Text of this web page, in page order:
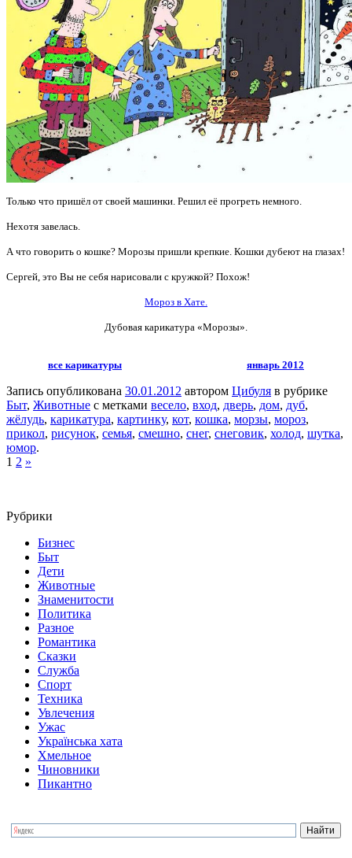
Только что пришёл от своей машинки. Решил её прогреть немного.
Нехотя завелась.
А что говорить о кошке? Морозы пришли крепкие. Кошки дубеют на глазах!
Сергей, это Вы не себя нарисовали с кружкой? Похож!
Мороз в Хате.
Дубовая карикатура «Морозы».
все карикатуры январь 2012
Запись опубликована 30.01.2012 автором Цибуля в рубрике
Быт, Животные с метками весело, вход, дверь, дом, дуб,
жёлудь, карикатура, картинку, кот, кошка, морзы, мороз,
прикол, рисунок, семья, смешно, снег, снеговик, холод, шутка,
юмор.
1 2 »
Рубрики
Бизнес
Быт
Дети
Животные
Знаменитости
Политика
Разное
Романтика
Сказки
Служба
Спорт
Техника
Увлечения
Ужас
Українська хата
Хмельное
Чиновники
Пикантно